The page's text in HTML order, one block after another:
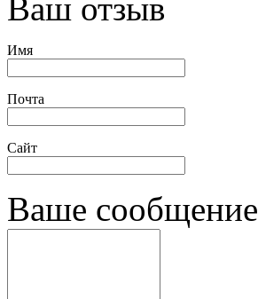
Ваш отзыв
Имя
Почта
Сайт
Ваше сообщение